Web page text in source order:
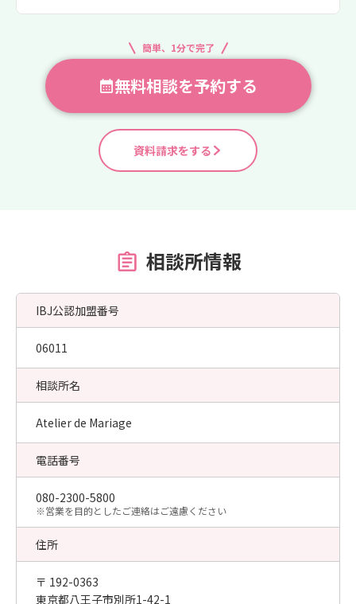
簡単、1分で完了
無料相談を予約する
資料請求をする
相談所情報
IBJ公認加盟番号
06011
相談所名
Atelier de Mariage
電話番号
080-2300-5800
​※営業を目的としたご連絡はご遠慮ください
住所
〒 192-0363
東京都八王子市別所1-42-1